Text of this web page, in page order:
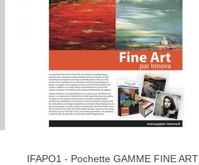
AIMER
IFAPO1 - Pochette GAMME FINE